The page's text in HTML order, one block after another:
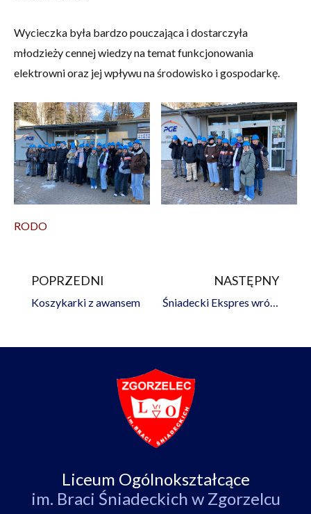
Wycieczka była bardzo pouczająca i dostarczyła
młodzieży cennej wiedzy na temat funkcjonowania
elektrowni oraz jej wpływu na środowisko i gospodarkę.
RODO
Prev
POPRZEDNI
Koszykarki z awansem
NASTĘPNY
Śniadecki Ekspres wrócił na tory
Liceum Ogólnokształcące
im. Braci Śniadeckich w Zgorzelcu